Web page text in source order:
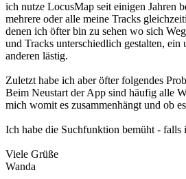
ich nutze LocusMap seit einigen Jahren
mehrere oder alle meine Tracks
denen ich öfter bin zu sehen wo sich
und Tracks unterschiedlich gestalten,
anderen lästig.
Zuletzt habe ich aber öfter folgendes
Beim Neustart der App sind häufig alle
mich womit es zusammenhängt und ob
Ich habe die Suchfunktion bemüht - falls
Viele Grüße
Wanda